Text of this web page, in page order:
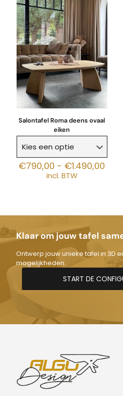
Salontafel Roma deens ovaal
eiken
€790,00 - €1.490,00
incl. BTW
Klaar om jouw tafel
Ontwerp jouw unieke tafel in 3D
mogelijkheden.
START DE